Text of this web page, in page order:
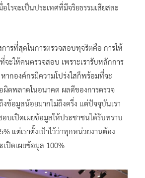
อไรจะเป็นประเทศที่มีจริยธรรมเสียสละ
ารที่สุดในการตรวจสอบทุจริตคือ การให้
จะให้คนตรวจสอบ เพราะเรารับหลักการ
ากองค์กรมีความโปร่งใสก็พร้อมที่จะ
ดพลาดในอนาคต ผลดีของการตรวจ
งข้อมูลน้อยมากไม่ถึงครึ่ง แต่ปัจจุบันเรา
บเปิดเผยข้อมูลให้ประชาชนได้รับทราบ
แต่เราตั้งเป้าไว้ว่าทุกหน่วยงานต้อง
ปิดเผยข้อมูล 100%